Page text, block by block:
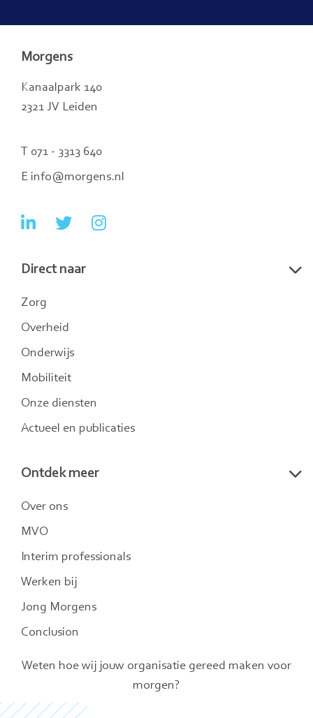
Morgens
Kanaalpark 140
2321 JV Leiden
T 071 - 3313 640
E info@morgens.nl
Ga
LinkedIn
Ga
Twitter
Ga
Direct naar
Zorg
Overheid
Onderwijs
Mobiliteit
Onze diensten
Actueel en publicaties
Ontdek meer
Over ons
MVO
Interim professionals
Werken bij
Jong Morgens
Conclusion
Weten hoe wij jouw organisatie gereed maken voor
morgen?